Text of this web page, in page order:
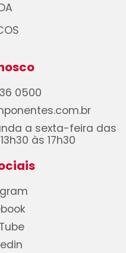
0500
a sexta-feira das
às 17h30